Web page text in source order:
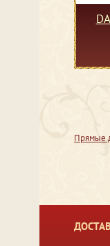
Прямые